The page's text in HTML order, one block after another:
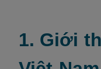
1. Giới